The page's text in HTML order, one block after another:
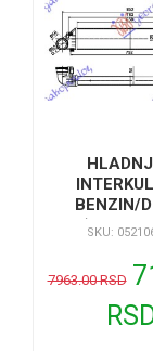
BENZIN/
SKU:
7963.00 RSD